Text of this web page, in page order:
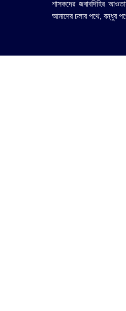
শাসকদের জবাবদিহির
আমাদের চলার পথে, বন্ধুর